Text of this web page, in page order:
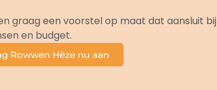
graag een voorstel op maat dat aansluit bij
en budget.
Rowwen Hèze nu aan